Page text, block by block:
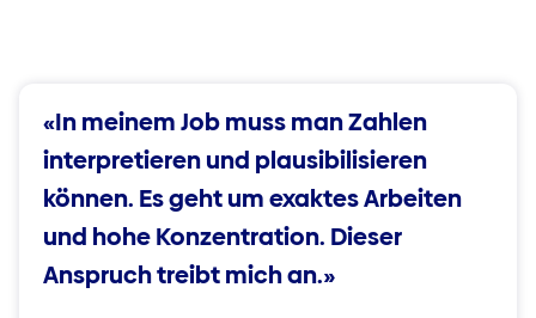
«In meinem Job muss man Zahlen
interpretieren und plausibilisieren
können. Es geht um exaktes Arbeiten
und hohe Konzentration. Dieser
Anspruch treibt mich an.»